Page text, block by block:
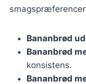
Bananbrød
Bananbrød
konsistens.
Bananbrød